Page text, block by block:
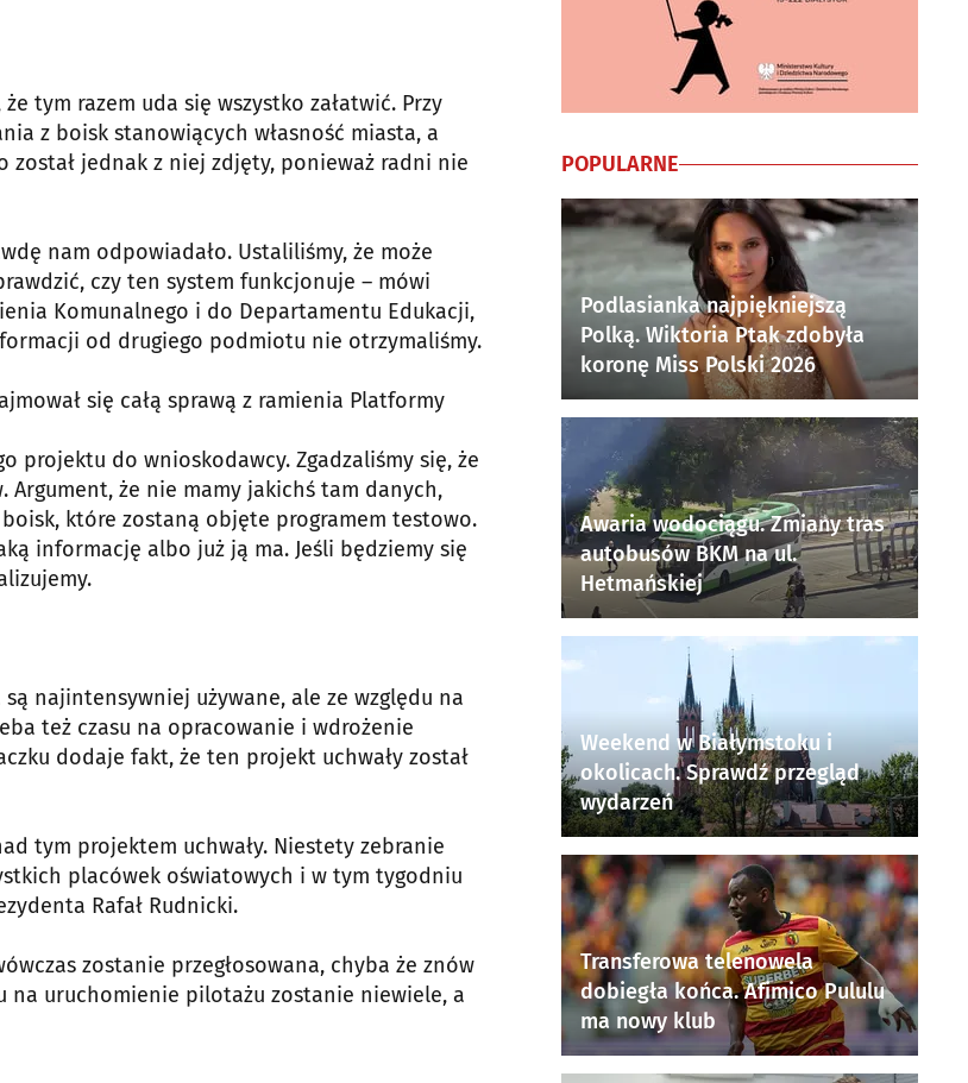
tym razem uda się wszystko załatwić. Przy
z boisk stanowiących własność miasta, a
został jednak z niej zdjęty, ponieważ radni nie
nam odpowiadało. Ustaliliśmy, że może
czy ten system funkcjonuje – mówi
Komunalnego i do Departamentu Edukacji,
od drugiego podmiotu nie otrzymaliśmy.
się całą sprawą z ramienia Platformy
projektu do wnioskodawcy. Zgadzaliśmy się, że
że nie mamy jakichś tam danych,
które zostaną objęte programem testowo.
informację albo już ją ma. Jeśli będziemy się
najintensywniej używane, ale ze względu na
też czasu na opracowanie i wdrożenie
dodaje fakt, że ten projekt uchwały został
tym projektem uchwały. Niestety zebranie
placówek oświatowych i w tym tygodniu
Rafał Rudnicki.
zostanie przegłosowana, chyba że znów
na uruchomienie pilotażu zostanie niewiele, a
POPULARNE
Podlasianka najpiękniejszą
Polką. Wiktoria Ptak zdobyła
koronę Miss Polski 2026
Awaria wodociągu. Zmiany tras
autobusów BKM na ul.
Hetmańskiej
Weekend w Białymstoku i
okolicach. Sprawdź przegląd
wydarzeń
Transferowa telenowela
dobiegła końca. Afimico Pululu
ma nowy klub